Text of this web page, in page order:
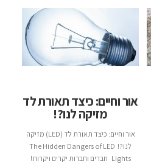
אור וחיים: כיצד תאורת לד
מזיקה לנו?!
אור וחיים: כיצד תאורת לד (LED) מזיקה
לנו?! The Hidden Dangers of LED
Lights חברים וחברות יקרים ויקרות!